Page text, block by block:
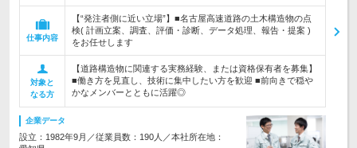
仕事内容
【“発注者側に近い立場”】■名古屋高速道路の土木構造物の点
検( 計画立案、調査、評価・診断、データ処理、報告・提案 )
をお任せします
対象と
なる方
【道路構造物に関連する実務経験、または資格保有者を募集】
■働き方を見直し、技術に集中したい方を歓迎 ■前向きで穏や
かなメンバーとともに活躍◎
企業データ
設立：1982年9月／従業員数：190人／本社所在地：